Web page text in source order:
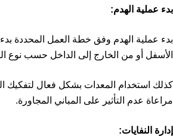
بدء عملية الهدم:
بدء عملية الهدم وفق خطة العمل المحددة
الأسفل أو من الخارج إلى الداخل حسب نوع
كذلك استخدام المعدات بشكل فعال لتفكيك
مراعاة عدم التأثير على المباني المجاورة.
إدارة النفايات: